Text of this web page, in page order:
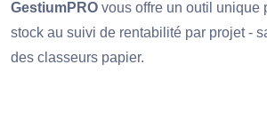
GestiumPRO vous offre un outil unique
stock au suivi de rentabilité par projet -
des classeurs papier.